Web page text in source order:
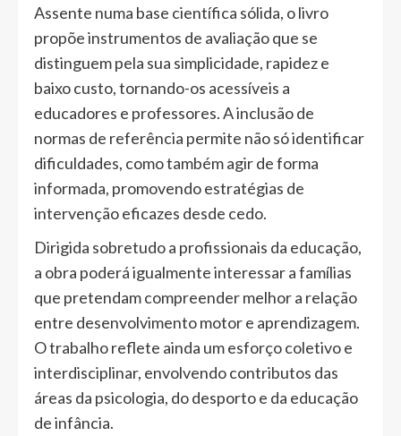
Assente numa base científica sólida, o livro
propõe instrumentos de avaliação que se
distinguem pela sua simplicidade, rapidez e
baixo custo, tornando-os acessíveis a
educadores e professores. A inclusão de
normas de referência permite não só identificar
dificuldades, como também agir de forma
informada, promovendo estratégias de
intervenção eficazes desde cedo.
Dirigida sobretudo a profissionais da educação,
a obra poderá igualmente interessar a famílias
que pretendam compreender melhor a relação
entre desenvolvimento motor e aprendizagem.
O trabalho reflete ainda um esforço coletivo e
interdisciplinar, envolvendo contributos das
áreas da psicologia, do desporto e da educação
de infância.